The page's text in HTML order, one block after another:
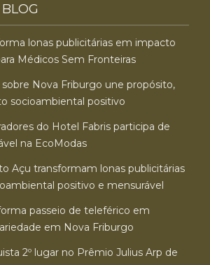
lonas publicitárias em impacto
Médicos Sem Fronteiras
Nova Friburgo une propósito,
socioambiental positivo
do Hotel Fabris participa de
na EcoModas
Açu transformam lonas publicitárias
positivo e mensurável
passeio de teleférico em
em Nova Friburgo
2º lugar no Prêmio Julius Arp de